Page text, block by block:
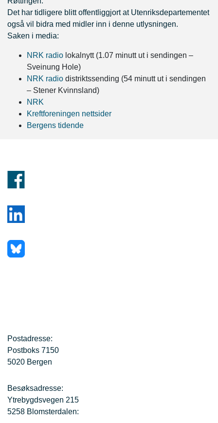
Det har tidligere blitt offentliggjort at Utenriksdepartementet
også vil bidra med midler inn i denne utlysningen.
Saken i media:
NRK radio lokalnytt (1.07 minutt ut i sendingen –
Sveinung Hole)
NRK radio distriktssending (54 minutt ut i sendingen
– Stener Kvinnsland)
NRK
Kreftforeningen nettsider
Bergens tidende
Postadresse:
Postboks 7150
5020 Bergen
Besøksadresse:
Ytrebygdsvegen 215
5258 Blomsterdalen: